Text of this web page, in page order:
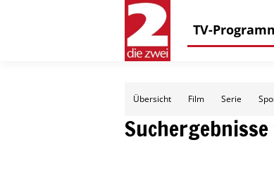
TV-
Übersicht Film Serie